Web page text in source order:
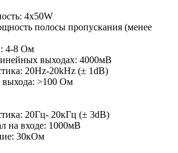
4x50W
полосы пропускания (менее
4-8 Oм
выходах: 4000мВ
20Hz-20kHz (± 1dB)
выхода: >100 Ом
20Гц- 20кГц (± 3dB)
на входе: 1000мВ
30кОм